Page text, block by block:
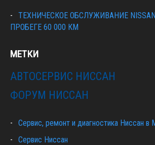
ТЕХНИЧЕСКОЕ ОБСЛУЖИВАНИЕ NISSAN
ПРОБЕГЕ 60 000 КМ
МЕТКИ
АВТОСЕРВИС НИССАН
ФОРУМ НИССАН
Сервис, ремонт и диагностика Ниссан в
Сервис Ниссан